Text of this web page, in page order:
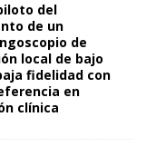
del
de un
de
local de bajo
fidelidad con
en
clínica